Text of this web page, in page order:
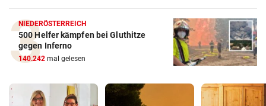
NIEDERÖSTERREICH
500 Helfer kämpfen bei Gluthitze
gegen Inferno
140.242 mal gelesen